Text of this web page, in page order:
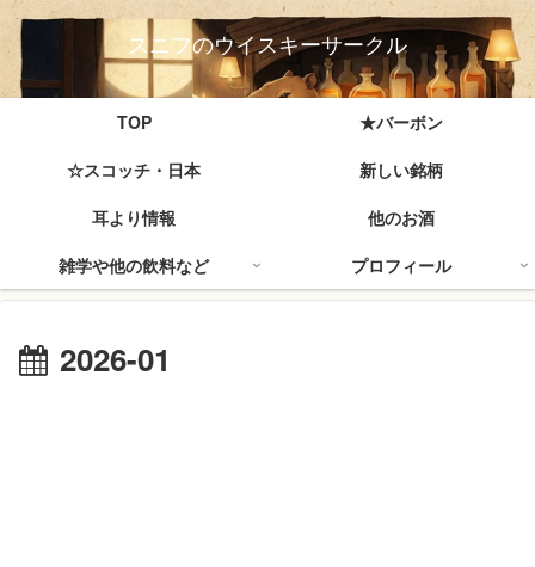
スニフのウイスキーサークル
TOP
★バーボン
☆スコッチ・日本
新しい銘柄
耳より情報
他のお酒
雑学や他の飲料など
プロフィール
2026-01